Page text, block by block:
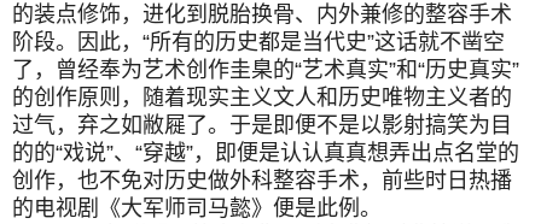
的装点修饰，进化到脱胎换骨、内外兼修的整容手术
阶段。因此，“所有的历史都是当代史”这话就不凿空
了，曾经奉为艺术创作圭臬的“艺术真实”和“历史真实”
的创作原则，随着现实主义文人和历史唯物主义者的
过气，弃之如敝屣了。于是即便不是以影射搞笑为目
的的“戏说”、“穿越”，即便是认认真真想弄出点名堂的
创作，也不免对历史做外科整容手术，前些时日热播
的电视剧《大军师司马懿》便是此例。